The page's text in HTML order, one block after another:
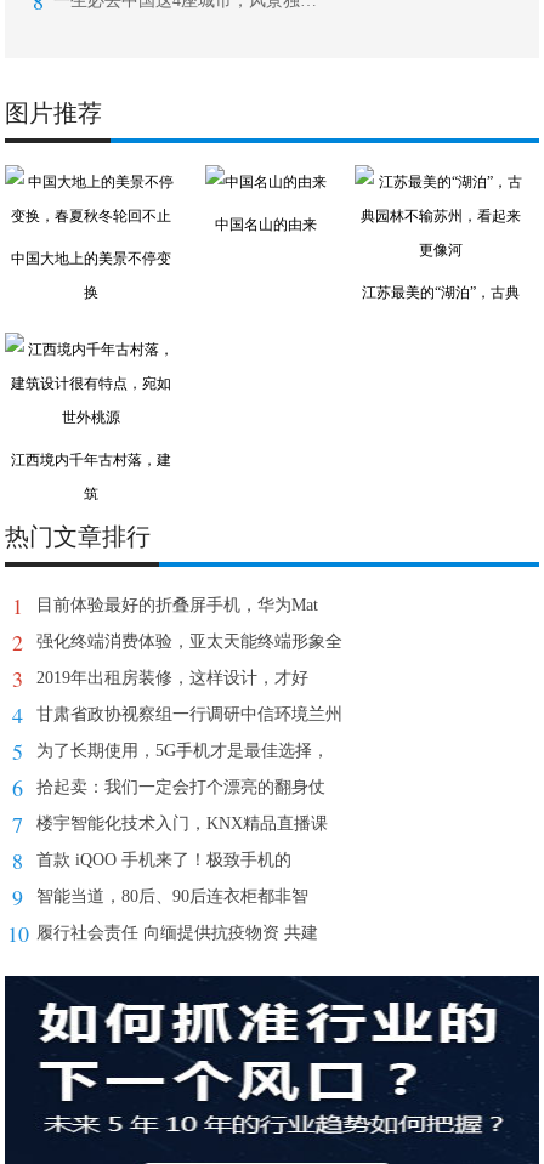
图片推荐
中国大地上的美景不停变
换
中国名山的由来
江苏最美的“湖泊”，古典
江西境内千年古村落，建
筑
热门文章排行
1 目前体验最好的折叠屏手机，华为Mat
2 强化终端消费体验，亚太天能终端形象全
3 2019年出租房装修，这样设计，才好
4 甘肃省政协视察组一行调研中信环境兰州
5 为了长期使用，5G手机才是最佳选择，
6 拾起卖：我们一定会打个漂亮的翻身仗
7 楼宇智能化技术入门，KNX精品直播课
8 首款 iQOO 手机来了！极致手机的
9 智能当道，80后、90后连衣柜都非智
10 履行社会责任 向缅提供抗疫物资 共建